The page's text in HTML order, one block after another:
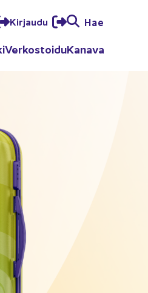
Kir­jau­du Hae
Ver­kos­toi­duKa­na­va